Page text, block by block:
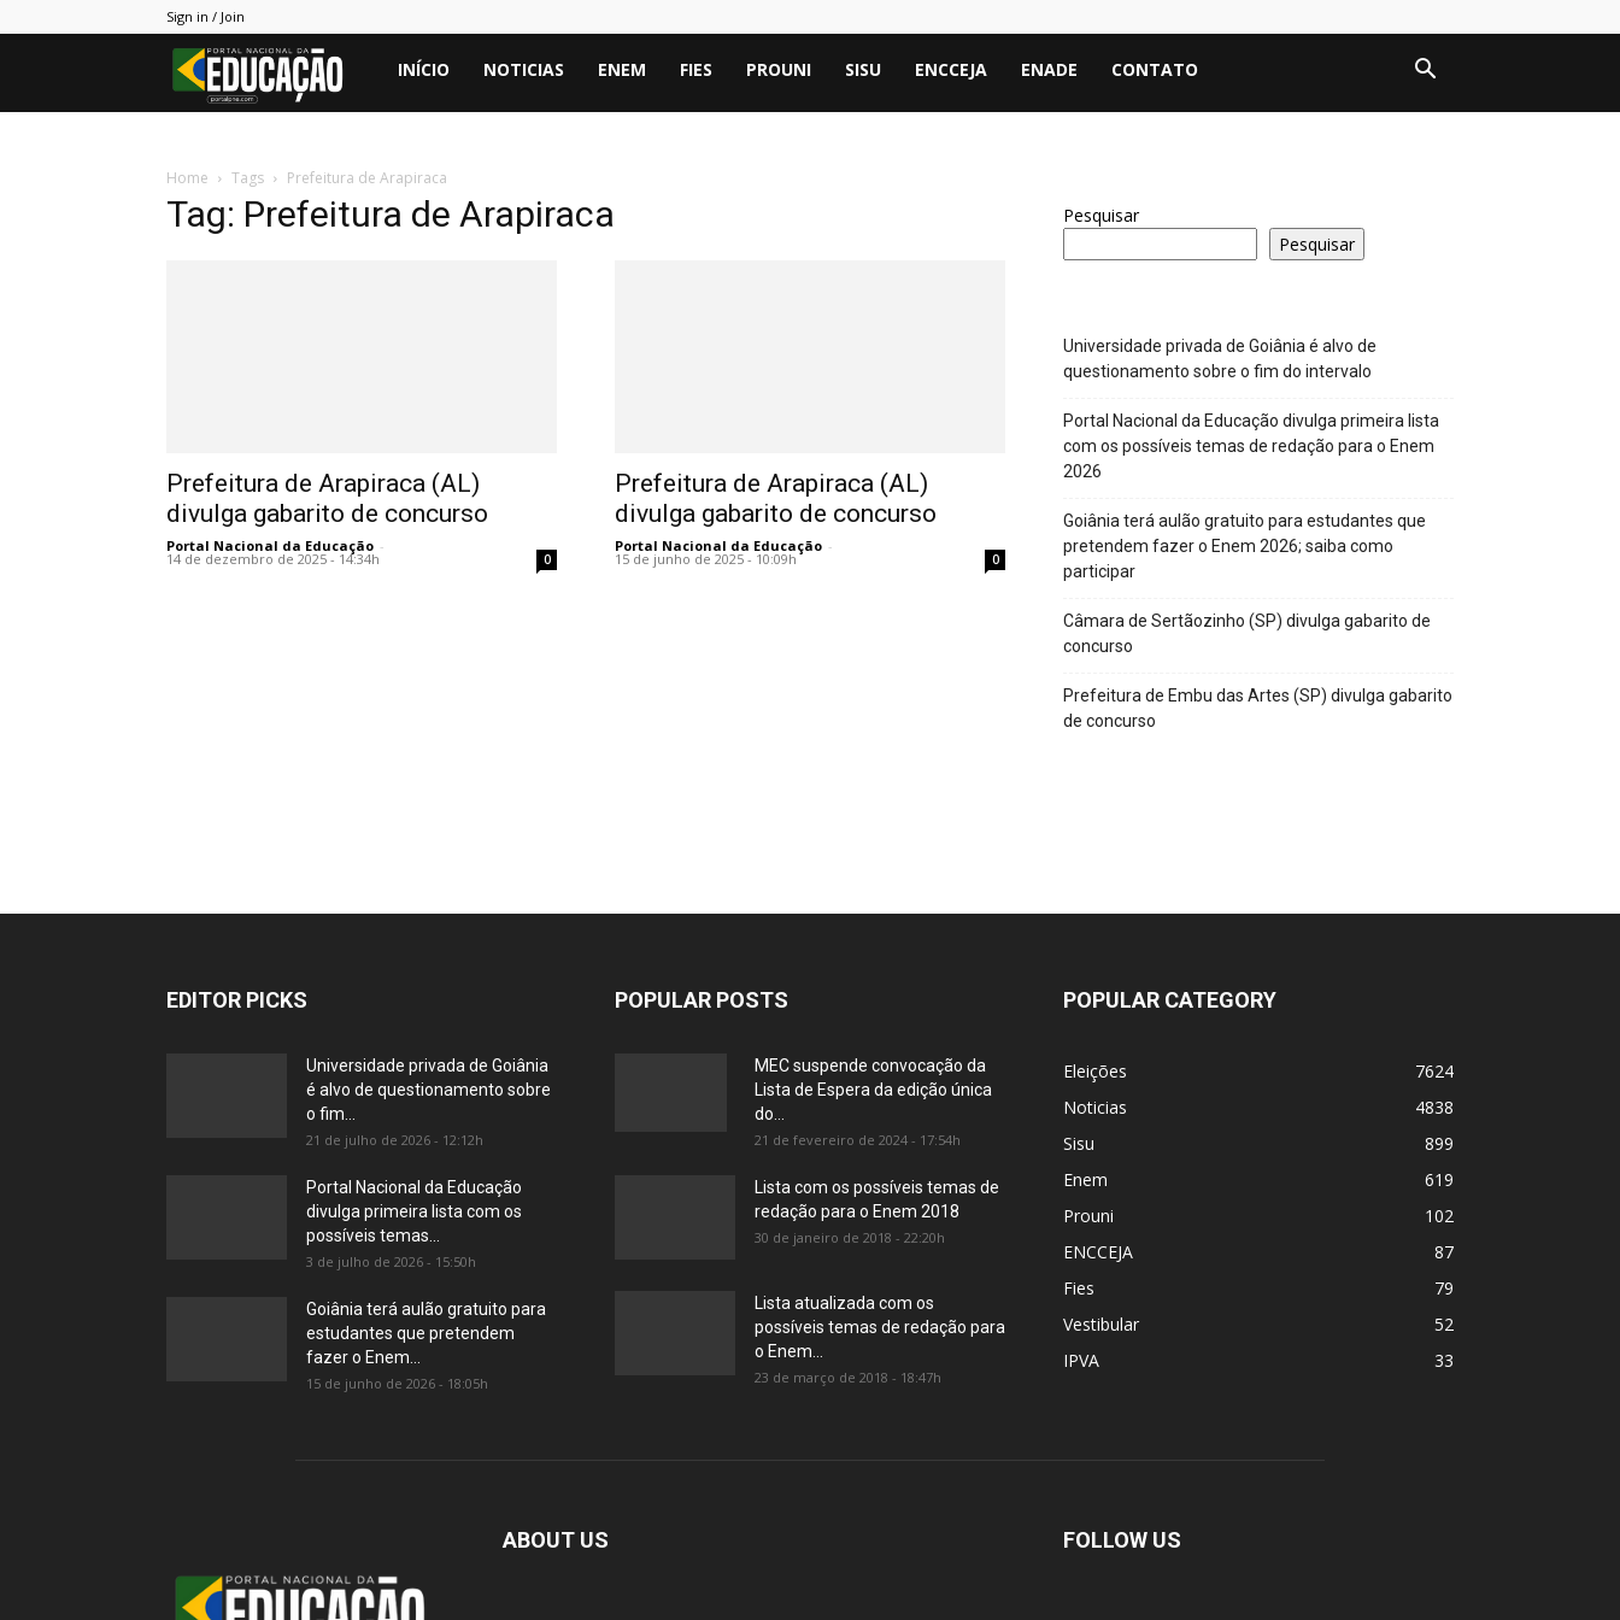
Sign in / Join
Portal
INÍCIO NOTICIAS ENEM FIES PROUNI SISU ENCCEJA ENADE CONTATO
Home Tags Prefeitura de Arapiraca
Tag: Prefeitura de Arapiraca
Prefeitura de Arapiraca (AL)
divulga gabarito de concurso
Portal Nacional da Educação -
14 de dezembro de 2025 - 14:34h 0
Prefeitura de Arapiraca (AL)
divulga gabarito de concurso
Portal Nacional da Educação -
15 de junho de 2025 - 10:09h 0
Pesquisar
Pesquisar
Universidade privada de Goiânia é alvo de
questionamento sobre o fim do intervalo
Portal Nacional da Educação divulga primeira lista
com os possíveis temas de redação para o Enem
2026
Goiânia terá aulão gratuito para estudantes que
pretendem fazer o Enem 2026; saiba como
participar
Câmara de Sertãozinho (SP) divulga gabarito de
concurso
Prefeitura de Embu das Artes (SP) divulga gabarito
de concurso
EDITOR PICKS
Universidade privada de Goiânia
é alvo de questionamento sobre
o fim...
21 de julho de 2026 - 12:12h
Portal Nacional da Educação
divulga primeira lista com os
possíveis temas...
3 de julho de 2026 - 15:50h
Goiânia terá aulão gratuito para
estudantes que pretendem
fazer o Enem...
15 de junho de 2026 - 18:05h
POPULAR POSTS
MEC suspende convocação da
Lista de Espera da edição única
do...
21 de fevereiro de 2024 - 17:54h
Lista com os possíveis temas de
redação para o Enem 2018
30 de janeiro de 2018 - 22:20h
Lista atualizada com os
possíveis temas de redação para
o Enem...
23 de março de 2018 - 18:47h
POPULAR CATEGORY
Eleições
7624
Noticias
4838
Sisu
899
Enem
619
Prouni
102
ENCCEJA
87
Fies
79
Vestibular
52
IPVA
33
ABOUT US FOLLOW US